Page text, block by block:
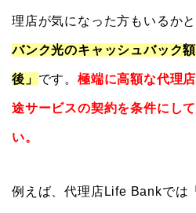
理店が気になった方もいるか
バンク光のキャッシュバック
後」 です。極端に高額な代理
途サービスの契約を条件にし
い。
例えば、代理店Life Bankでは